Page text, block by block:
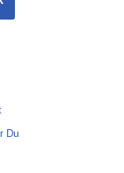
Du